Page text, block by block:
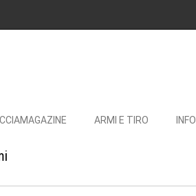
ARMI E TIRO INFO